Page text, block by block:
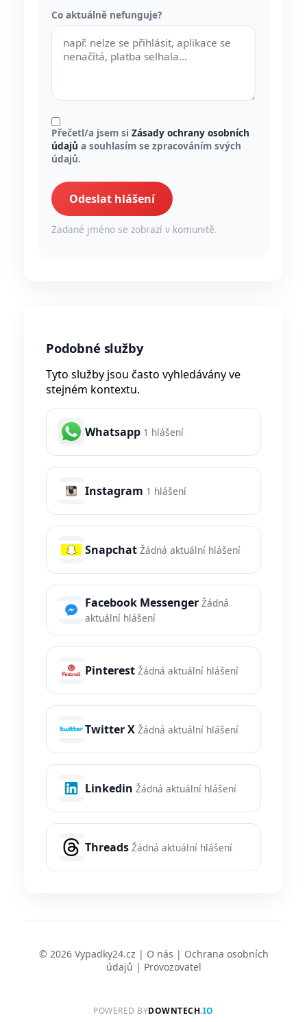
Co aktuálně nefunguje?
Přečetl/a jsem si Zásady ochrany osobních
údajů a souhlasím se zpracováním svých
údajů.
Odeslat hlášení
Zadané jméno se zobrazí v komunitě.
Podobné služby
Tyto služby jsou často vyhledávány ve
stejném kontextu.
Whatsapp 1 hlášení
Instagram 1 hlášení
Snapchat Žádná aktuální hlášení
Facebook Messenger Žádná
aktuální hlášení
Pinterest Žádná aktuální hlášení
Twitter X Žádná aktuální hlášení
Linkedin Žádná aktuální hlášení
Threads Žádná aktuální hlášení
© 2026 Vypadky24.cz | O nás | Ochrana osobních
údajů | Provozovatel
POWERED BYDOWNTECH.IO